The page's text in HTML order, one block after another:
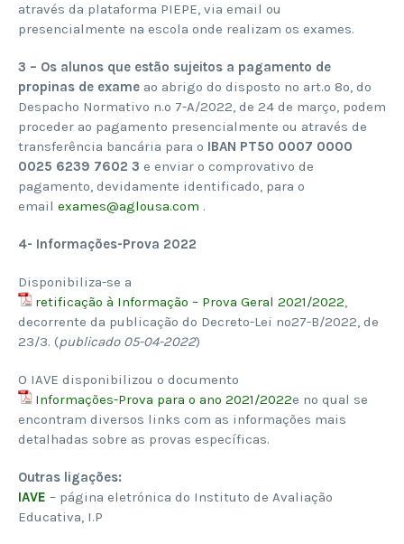
através da plataforma PIEPE, via email ou
presencialmente na escola onde realizam os exames.
3 – Os alunos que estão sujeitos a pagamento de
propinas de exame ao abrigo do disposto no art.º 8º, do
Despacho Normativo n.º 7-A/2022, de 24 de março, podem
proceder ao pagamento presencialmente ou através de
transferência bancária para o IBAN PT50 0007 0000
0025 6239 7602 3 e enviar o comprovativo de
pagamento, devidamente identificado, para o
email exames@aglousa.com .
4- Informações-Prova 2022
Disponibiliza-se a
retificação à Informação – Prova Geral 2021/2022,
decorrente da publicação do Decreto-Lei nº27-B/2022, de
23/3. (publicado 05-04-2022)
O IAVE disponibilizou o documento
Informações-Prova para o ano 2021/2022e no qual se
encontram diversos links com as informações mais
detalhadas sobre as provas específicas.
Outras ligações:
IAVE – página eletrónica do Instituto de Avaliação
Educativa, I.P